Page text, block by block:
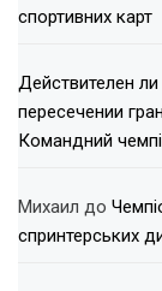
спортивних карт
Действителен
пересечении
Командний
Михаил до
спринтерських